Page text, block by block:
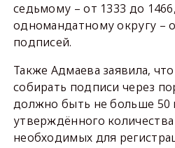
седьмому – от 1333 до
одномандатному округу –
подписей.
Также Адмаева заявила,
собирать подписи через
должно быть не больше 50
утверждённого
необходимых для